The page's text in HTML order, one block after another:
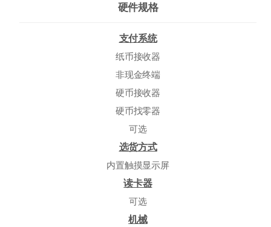
硬件规格
支付系统
纸币接收器
非现金终端
硬币接收器
硬币找零器
可选
选货方式
内置触摸显示屏
读卡器
可选
机械